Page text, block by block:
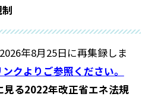
年8月25日に再集録しま
クよりご参照ください。
る2022年改正省エネ法規